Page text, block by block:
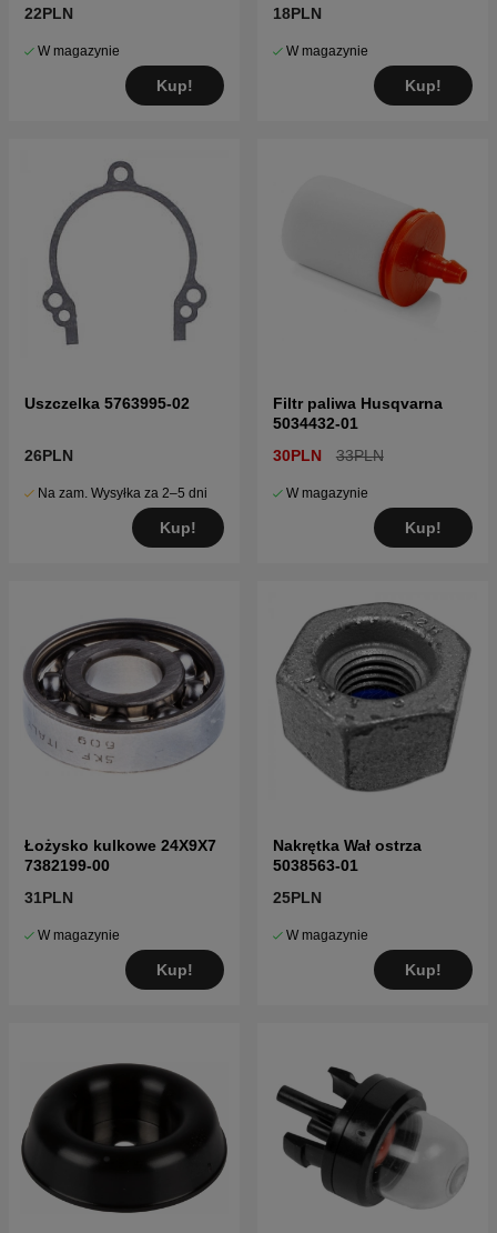
22PLN
W magazynie
Kup!
18PLN
W magazynie
Kup!
Uszczelka 5763995-02
26PLN
Na zam. Wysyłka za 2–5 dni
Kup!
Filtr paliwa Husqvarna
5034432-01
30PLN
33PLN
W magazynie
Kup!
Łożysko kulkowe 24X9X7
7382199-00
31PLN
W magazynie
Kup!
Nakrętka Wał ostrza
5038563-01
25PLN
W magazynie
Kup!